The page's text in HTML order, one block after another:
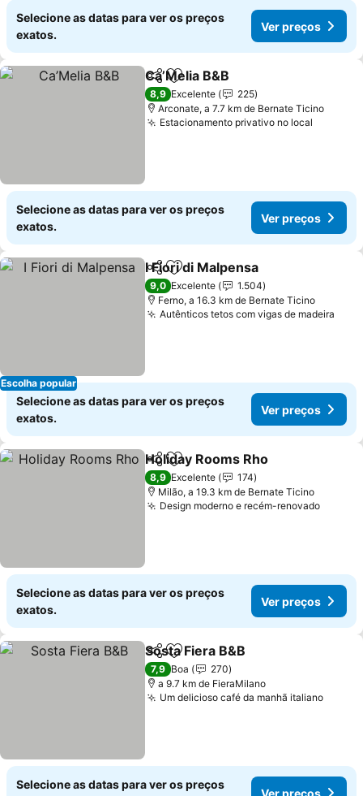
Selecione as datas para ver os preços
exatos.
Ver preços
PartilharAdicionar aos favoritos
Ca’Melia B&B
8,9 Excelente
225
Arconate, a 7.7 km de Bernate Ticino
Estacionamento privativo no local
Selecione as datas para ver os preços
exatos.
Ver preços
Escolha popular
PartilharAdicionar aos favoritos
I Fiori di Malpensa
9,0 Excelente
1.504
Ferno, a 16.3 km de Bernate Ticino
Autênticos tetos com vigas de madeira
Selecione as datas para ver os preços
exatos.
Ver preços
PartilharAdicionar aos favoritos
Holiday Rooms Rho
8,9 Excelente
174
Milão, a 19.3 km de Bernate Ticino
Design moderno e recém-renovado
Selecione as datas para ver os preços
exatos.
Ver preços
PartilharAdicionar aos favoritos
Sosta Fiera B&B
7,9 Boa
270
a 9.7 km de FieraMilano
Um delicioso café da manhã italiano
Selecione as datas para ver os preços
Ver preços